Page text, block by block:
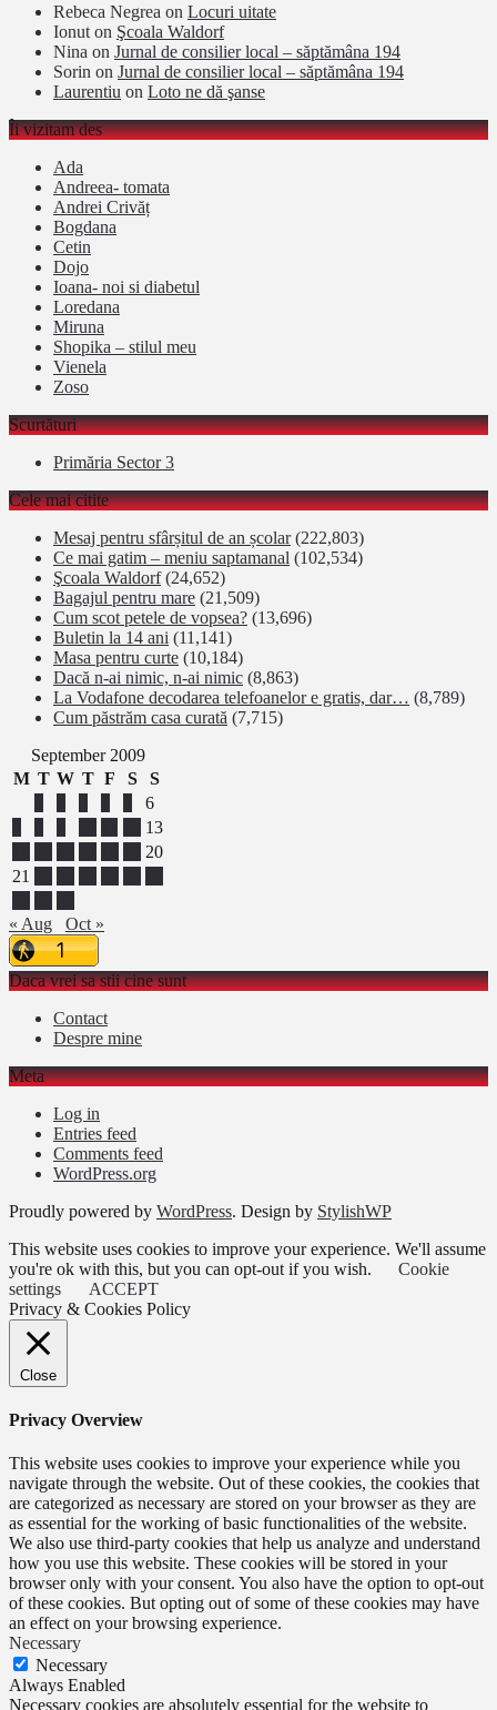
Rebeca Negrea on Locuri uitate
Ionut on Şcoala Waldorf
Nina on Jurnal de consilier local – săptămâna 194
Sorin on Jurnal de consilier local – săptămâna 194
Laurentiu on Loto ne dă şanse
Îi vizitam des
Ada
Andreea- tomata
Andrei Crivăț
Bogdana
Cetin
Dojo
Ioana- noi si diabetul
Loredana
Miruna
Shopika – stilul meu
Vienela
Zoso
Scurtături
Primăria Sector 3
Cele mai citite
Mesaj pentru sfârșitul de an școlar (222,803)
Ce mai gatim – meniu saptamanal (102,534)
Şcoala Waldorf (24,652)
Bagajul pentru mare (21,509)
Cum scot petele de vopsea? (13,696)
Buletin la 14 ani (11,141)
Masa pentru curte (10,184)
Dacă n-ai nimic, n-ai nimic (8,863)
La Vodafone decodarea telefoanelor e gratis, dar… (8,789)
Cum păstrăm casa curată (7,715)
September 2009
M T W T F S
S
6
13
20
21
« Aug
Oct »
Daca vrei sa stii cine sunt
Contact
Despre mine
Meta
Log in
Entries feed
Comments feed
WordPress.org
Proudly powered by WordPress. Design by StylishWP
This website uses cookies to improve your experience. We'll assume
you're ok with this, but you can opt-out if you wish.
Cookie
settings
ACCEPT
Privacy & Cookies Policy
Close
Privacy Overview
This website uses cookies to improve your experience while you
navigate through the website. Out of these cookies, the cookies that
are categorized as necessary are stored on your browser as they are
as essential for the working of basic functionalities of the website.
We also use third-party cookies that help us analyze and understand
how you use this website. These cookies will be stored in your
browser only with your consent. You also have the option to opt-out
of these cookies. But opting out of some of these cookies may have
an effect on your browsing experience.
Necessary
Necessary
Always Enabled
Necessary cookies are absolutely essential for the website to